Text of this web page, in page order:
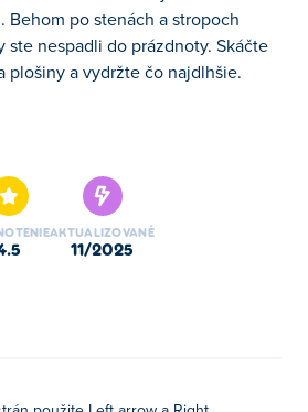
Behom po stenách a stropoch
ste nespadli do prázdnoty. Skáčte
plošiny a vydržte čo najdlhšie.
Vašou úlohou je viesť malého
sa vyvíjajúce územia. Bežte
trasu!
4.5
AKTUALIZOVANÉ
11/2025